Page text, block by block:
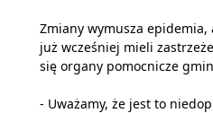
Zmiany wymusza
już wcześniej mieli
się organy pomocnicze
- Uważamy, że jest to